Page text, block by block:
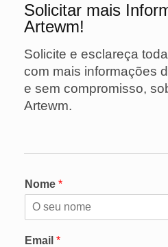
Solicitar mais
Artewm!
Solicite e esclareça
com mais informações
e sem compromisso,
Artewm.
Nome *
Email *